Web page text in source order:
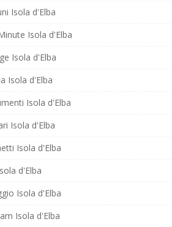
Isola d'Elba
Isola d'Elba
Isola d'Elba
Isola d'Elba
Isola d'Elba
Isola d'Elba
Isola d'Elba
d'Elba
Isola d'Elba
Isola d'Elba